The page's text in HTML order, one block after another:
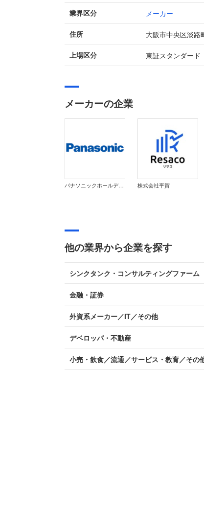
業界区分 メーカー
住所 大阪市中央区淡路
上場区分 東証スタンダード
メーカーの企業
パナソニックホールディングス株式会社 株式会社平賀
他の業界から企業を探す
シンクタンク・コンサルティングファーム
金融・証券
外資系メーカー／IT／その他
デベロッパ・不動産
小売・飲食／流通／サービス・教育／その